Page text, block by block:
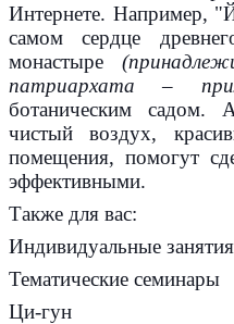
Интернете. Например,
самом сердце
монастыре
патриархата –
ботаническим садом.
чистый воздух,
помещения, помогут
эффективными.
Также для вас:
Индивидуальные
Тематические семинары
Ци-гун